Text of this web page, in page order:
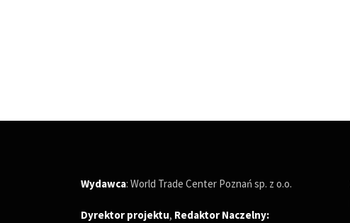
Wydawca: World Trade Center Poznań sp. z o.o.
Dyrektor projektu, Redaktor Naczelny: